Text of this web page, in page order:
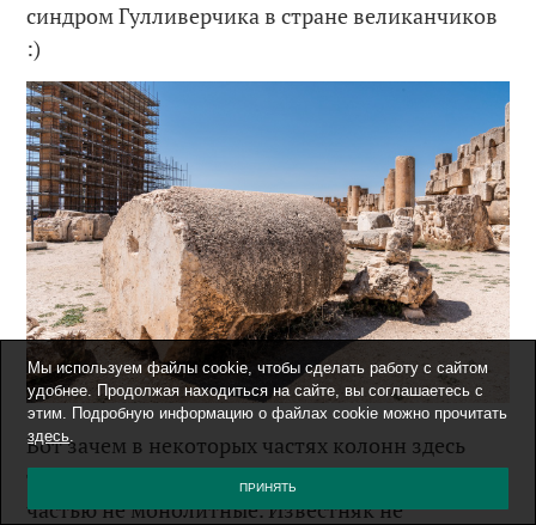
синдром Гулливерчика в стране великанчиков
:)
Вот зачем в некоторых частях колонн здесь
такие впуклости? А колонны здесь большей
частью не монолитные. Известняк не
Мы используем файлы cookie, чтобы сделать работу с сайтом
удобнее. Продолжая находиться на сайте, вы соглашаетесь с
этим. Подробную информацию о файлах cookie можно прочитать
здесь.
ПРИНЯТЬ